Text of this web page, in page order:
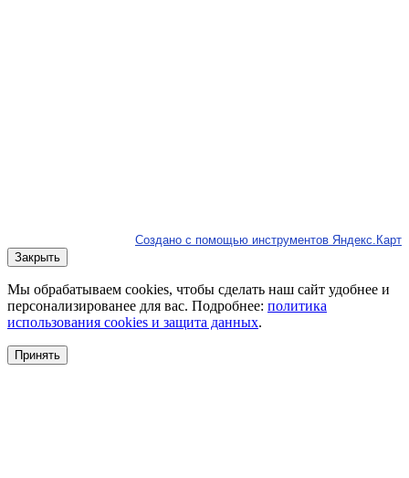
Создано с помощью инструментов Яндекс.Карт
Закрыть
Мы обрабатываем cookies, чтобы сделать наш сайт удобнее и
персонализированее для вас. Подробнее: политика
использования cookies и защита данных.
Принять